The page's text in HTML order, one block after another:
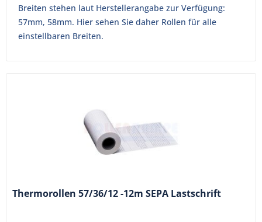
Breiten stehen laut Herstellerangabe zur Verfügung:
57mm, 58mm. Hier sehen Sie daher Rollen für alle
einstellbaren Breiten.
Thermorollen 57/36/12 -12m SEPA Lastschrift